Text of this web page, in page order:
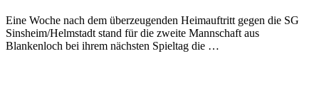
Eine Woche nach dem überzeugenden Heimauftritt gegen die SG
Sinsheim/Helmstadt stand für die zweite Mannschaft aus
Blankenloch bei ihrem nächsten Spieltag die …